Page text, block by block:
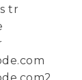
tr